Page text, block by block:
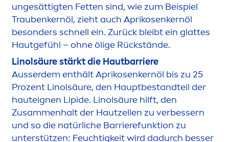
ungesättigten Fetten sind, wie zum Beispiel
Traubenkernöl, zieht auch Aprikosenkernöl
besonders schnell ein. Zurück bleibt ein glattes
Hautgefühl – ohne ölige Rückstände.
Linolsäure stärkt die Hautbarriere
Ausserdem enthält Aprikosenkernöl bis zu 25
Prozent Linolsäure, den Hauptbestandteil der
hauteignen Lipide. Linolsäure hilft, den
Zusammenhalt der Hautzellen zu verbessern
und so die natürliche Barrierefunktion zu
unterstützen: Feuchtigkeit wird dadurch besser